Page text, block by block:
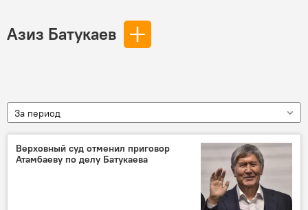
Азиз Батукаев
За период
Верховный суд отменил приговор
Атамбаеву по делу Батукаева